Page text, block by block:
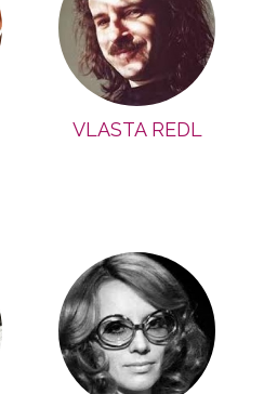
VLASTA REDL